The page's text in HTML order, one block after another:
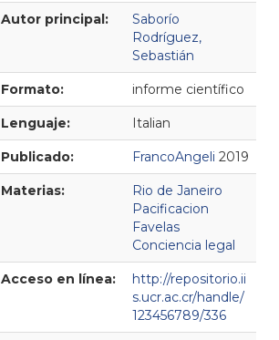
Detalles Bibliográficos
Autor principal:
Saborío
Rodríguez,
Sebastián
Formato: informe científico
Lenguaje: Italian
Publicado: FrancoAngeli 2019
Materias:
Rio de Janeiro
Pacificacion
Favelas
Conciencia legal
Acceso en línea:
http://repositorio.ii
s.ucr.ac.cr/handle/
123456789/336